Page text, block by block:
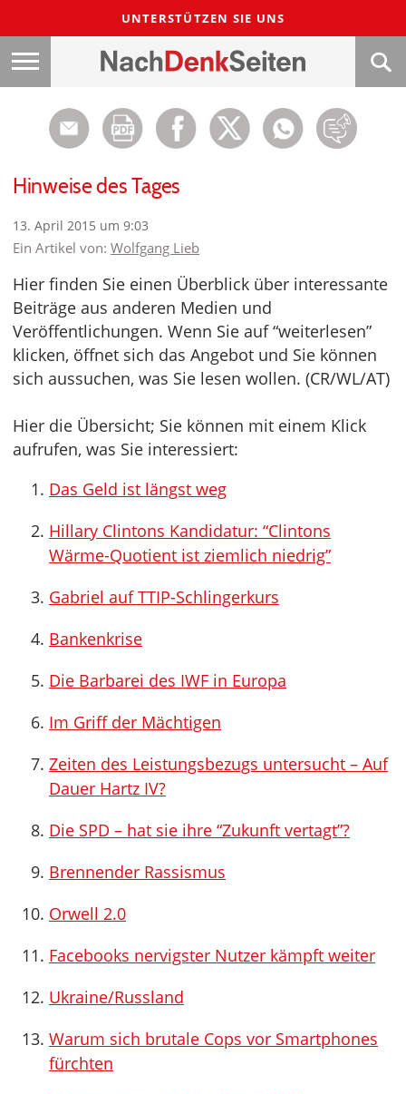
UNTERSTÜTZEN SIE UNS
Hinweise des Tages
13. April 2015 um 9:03
Ein Artikel von: Wolfgang Lieb
Hier finden Sie einen Überblick über interessante
Beiträge aus anderen Medien und
Veröffentlichungen. Wenn Sie auf “weiterlesen”
klicken, öffnet sich das Angebot und Sie können
sich aussuchen, was Sie lesen wollen. (CR/WL/AT)
Hier die Übersicht; Sie können mit einem Klick
aufrufen, was Sie interessiert:
Das Geld ist längst weg
Hillary Clintons Kandidatur: “Clintons
Wärme-Quotient ist ziemlich niedrig”
Gabriel auf TTIP-Schlingerkurs
Bankenkrise
Die Barbarei des IWF in Europa
Im Griff der Mächtigen
Zeiten des Leistungsbezugs untersucht – Auf
Dauer Hartz IV?
Die SPD – hat sie ihre “Zukunft vertagt”?
Brennender Rassismus
Orwell 2.0
Facebooks nervigster Nutzer kämpft weiter
Ukraine/Russland
Warum sich brutale Cops vor Smartphones
fürchten